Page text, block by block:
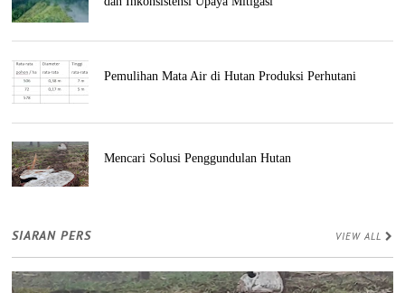
Pemulihan Mata Air di Hutan Produksi Perhutani
Mencari Solusi Penggundulan Hutan
SIARAN PERS VIEW ALL